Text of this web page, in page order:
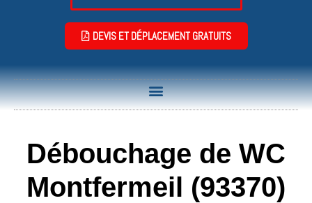
DEVIS ET DÉPLACEMENT GRATUITS
Débouchage de WC
Montfermeil (93370)